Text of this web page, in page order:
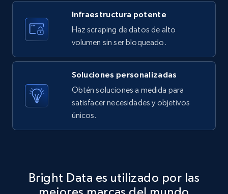
Infraestructura potente
Haz scraping de datos de alto
volumen sin ser bloqueado.
Soluciones personalizadas
Obtén soluciones a medida para
satisfacer necesidades y objetivos
únicos.
Bright Data es utilizado por las